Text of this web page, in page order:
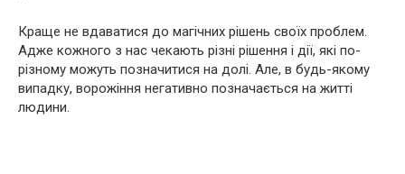
Краще не вдаватися до магiчних рішень своїх проблем.
Адже кожного з нас чекають різні рішення і дії, які по-
різному можуть позначитися на долі. Але, в будь-якому
випадку, воpoжіння негативно позначається на житті
людини.